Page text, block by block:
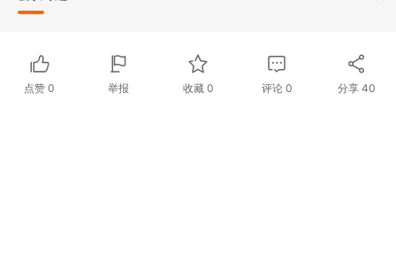
点赞0 举报 收藏 0 评论0 分享 40